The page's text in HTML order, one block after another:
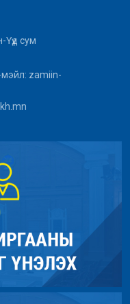
сум
мэйл: zamiin-